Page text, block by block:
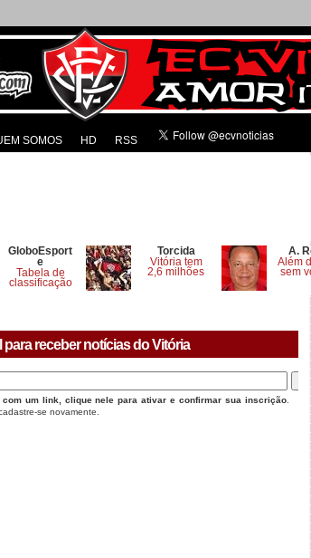
SOMOS HD RSS
GloboEsport
e
Tabela de
classificação
Torcida
Vitória tem
2,6 milhões
A.
Além
sem
para receber notícias do Vitória
com um link, clique nele para ativar e confirmar sua inscrição
se novamente.